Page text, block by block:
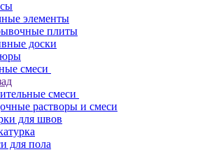
элементы
плиты
доски
смеси
смеси
растворы и смеси
для швов
для пола